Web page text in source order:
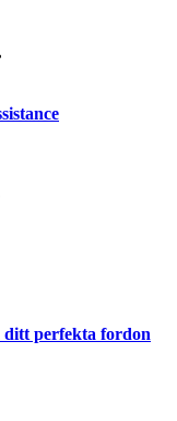
,
perfekta fordon